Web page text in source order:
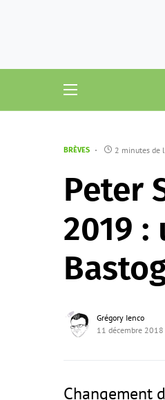
BRÈVES 2 minutes de
Peter
2019 :
Grégory Ienco
11 décembre 2018
Changement